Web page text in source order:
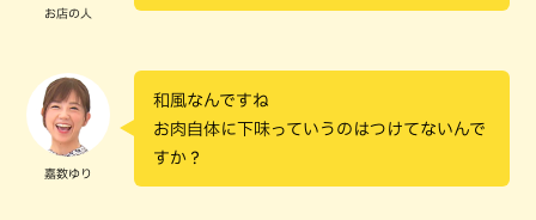
お店の人
嘉数ゆり
和風なんですね
お肉自体に下味っていうのはつけてないんで
すか？